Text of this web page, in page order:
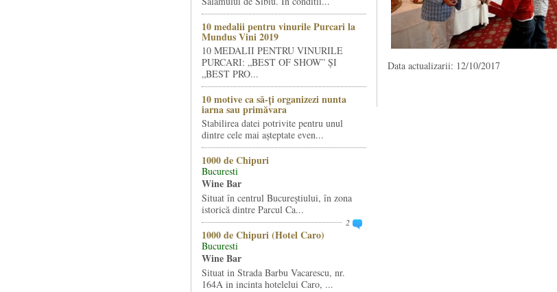
10 medalii pentru vinurile Purcari la
Mundus Vini 2019
10 MEDALII PENTRU VINURILE
PURCARI: „BEST OF SHOW” ȘI
„BEST PRO...
10 motive ca să-ți organizezi nunta
iarna sau primăvara
Stabilirea datei potrivite pentru unul
dintre cele mai așteptate even...
1000 de Chipuri
Bucuresti
Wine Bar
Situat în centrul Bucureştiului, în zona
istorică dintre Parcul Ca...
2
1000 de Chipuri (Hotel Caro)
Bucuresti
Wine Bar
Situat in Strada Barbu Vacarescu, nr.
164A in incinta hotelelui Caro, ...
Data actualizarii: 12/10/2017